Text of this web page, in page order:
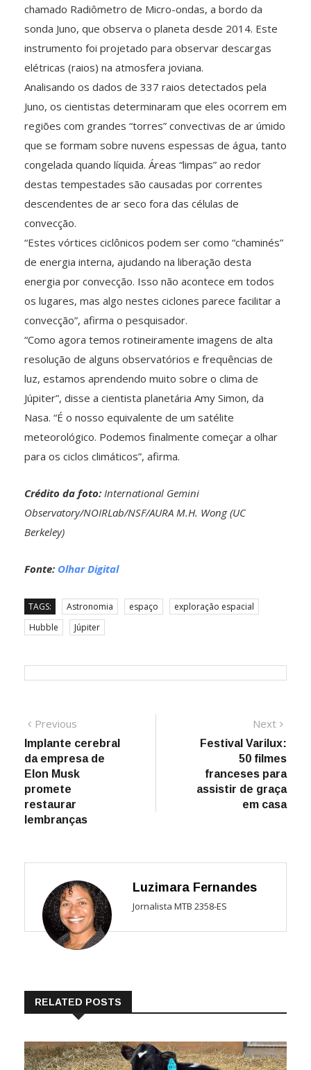
chamado Radiômetro de Micro-ondas, a bordo da
sonda Juno, que observa o planeta desde 2014. Este
instrumento foi projetado para observar descargas
elétricas (raios) na atmosfera joviana.
Analisando os dados de 337 raios detectados pela
Juno, os cientistas determinaram que eles ocorrem em
regiões com grandes “torres” convectivas de ar úmido
que se formam sobre nuvens espessas de água, tanto
congelada quando líquida. Áreas “limpas” ao redor
destas tempestades são causadas por correntes
descendentes de ar seco fora das células de
convecção.
“Estes vórtices ciclônicos podem ser como “chaminés”
de energia interna, ajudando na liberação desta
energia por convecção. Isso não acontece em todos
os lugares, mas algo nestes ciclones parece facilitar a
convecção”, afirma o pesquisador.
“Como agora temos rotineiramente imagens de alta
resolução de alguns observatórios e frequências de
luz, estamos aprendendo muito sobre o clima de
Júpiter”, disse a cientista planetária Amy Simon, da
Nasa. “É o nosso equivalente de um satélite
meteorológico. Podemos finalmente começar a olhar
para os ciclos climáticos”, afirma.
Crédito da foto: International Gemini
Observatory/NOIRLab/NSF/AURA M.H. Wong (UC
Berkeley)
Fonte: Olhar Digital
TAGS: Astronomia espaço
exploração espacial
Hubble
Júpiter
Navegação
de
Post
Previous
post:
Implante cerebral
da empresa de
Elon Musk
promete
restaurar
lembranças
Next
Festival Varilux:
50 filmes
franceses para
assistir de graça
em casa
Luzimara Fernandes
Jornalista MTB 2358-ES
RELATED POSTS